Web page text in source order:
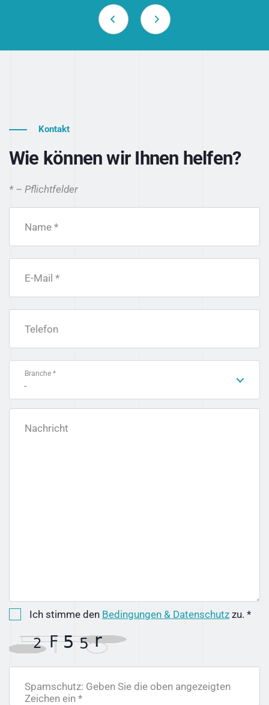
Kontakt
Wie können wir Ihnen helfen?
* – Pflichtfelder
Name *
E-Mail *
Telefon
Branche *
-
Nachricht
Ich stimme den Bedingungen & Datenschutz zu. *
Spamschutz: Geben Sie die oben angezeigten
Zeichen ein *